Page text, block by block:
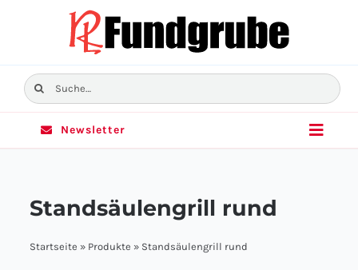
Suche
nach:
Toggle
Newsletter
Standsäulengrill rund
Startseite » Produkte » Standsäulengrill rund